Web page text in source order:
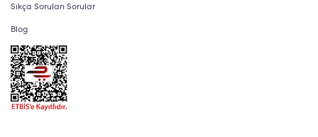
Sıkça Sorulan Sorular
Blog